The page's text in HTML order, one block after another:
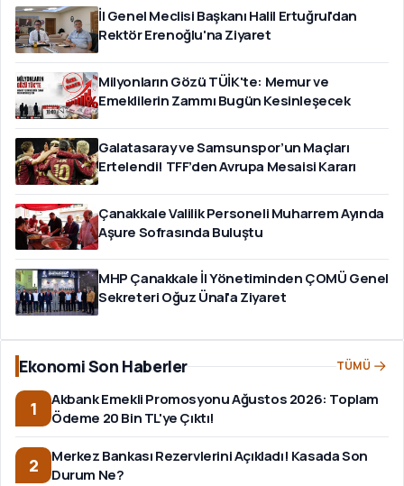
İl Genel Meclisi Başkanı Halil Ertuğrul'dan
Rektör Erenoğlu'na Ziyaret
Milyonların Gözü TÜİK'te: Memur ve
Emeklilerin Zammı Bugün Kesinleşecek
Galatasaray ve Samsunspor’un Maçları
Ertelendi! TFF’den Avrupa Mesaisi Kararı
Çanakkale Valilik Personeli Muharrem Ayında
Aşure Sofrasında Buluştu
MHP Çanakkale İl Yönetiminden ÇOMÜ Genel
Sekreteri Oğuz Ünal'a Ziyaret
Ekonomi Son Haberler TÜMÜ
1
Akbank Emekli Promosyonu Ağustos 2026: Toplam
Ödeme 20 Bin TL'ye Çıktı!
2
Merkez Bankası Rezervlerini Açıkladı! Kasada Son
Durum Ne?